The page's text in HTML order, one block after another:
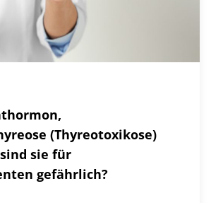
(Thyreotoxikose)
sie für
gefährlich?